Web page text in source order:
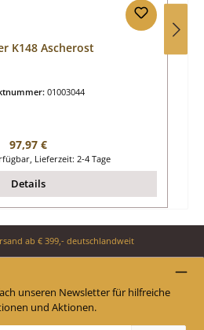
K148 Ascherost
01003044
Regulärer Preis:
97,97 €
Lieferzeit: 2-4 Tage
Details
ab € 399,- deutschlandweit
unseren Newsletter für hilfreiche
und Aktionen.